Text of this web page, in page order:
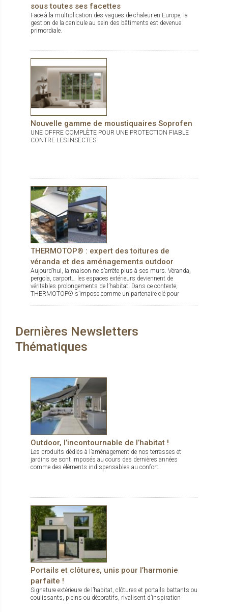
de sécurité. Le volet est composé d'un panneau de fibre de bois
(21mm) recouvert de deux épaisses tôles aluminium
(1.1mm). Ce complexe est ainsi très robuste et protège
d'avantage des éventuels chocs. Côté écologie, la fibre de bois
sous toutes ses facettes
Face à la multiplication des vagues de chaleur en Europe, la
gestion de la canicule au sein des bâtiments est devenue
primordiale.
Nouvelle gamme de moustiquaires Soprofen
UNE OFFRE COMPLÈTE POUR UNE PROTECTION FIABLE
CONTRE LES INSECTES
THERMOTOP® : expert des toitures de
véranda et des aménagements outdoor
Aujourd’hui, la maison ne s’arrête plus à ses murs. Véranda,
pergola, carport… les espaces extérieurs deviennent de
véritables prolongements de l’habitat. Dans ce contexte,
THERMOTOP® s’impose comme un partenaire clé pour
Dernières Newsletters
Thématiques
Outdoor, l’incontournable de l’habitat !
Les produits dédiés à l’aménagement de nos terrasses et
jardins se sont imposés au cours des dernières années
comme des éléments indispensables au confort.
Portails et clôtures, unis pour l’harmonie
parfaite !
Signature extérieure de l’habitat, clôtures et portails battants ou
coulissants, pleins ou décoratifs, rivalisent d’inspiration